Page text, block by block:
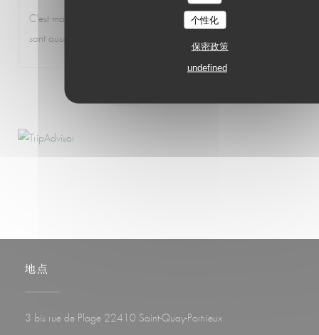
个性化
保密政策
undefined
C'est ma cantine hors saison et en saison le service et la qualité
sont aussi au rendez-vous mais il est préférable de réserver
地点
3 bis rue de Plage 22410 Saint-Quay-Portrieux((在新窗口中打开))